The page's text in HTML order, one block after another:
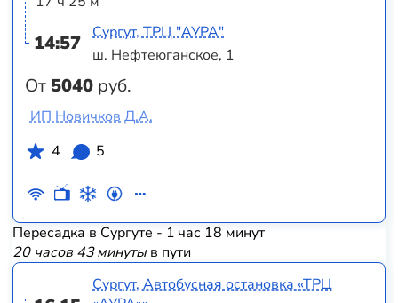
14:57
От 5040 руб.
Сургут, ТРЦ "АУРА"
ш. Нефтеюганское, 1
ИП Новичков Д.А.
4
5
Пересадка в Сургуте - 1 час 18 минут
20 часов 43 минутыв пути
Сургут, Автобусная остановка «ТРЦ